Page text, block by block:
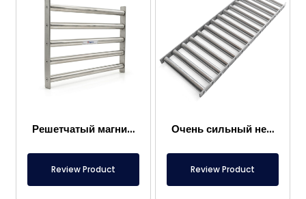
Решетчатый магнит 300×400 мм, притягивающий металлы в пищевых продуктах
Review Product
Очень сильный неодимовый решетчатый магнит 1000×300 мм
Review Product